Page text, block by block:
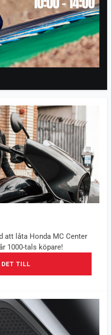
att låta Honda MC Center
1000-tals köpare!
TILL